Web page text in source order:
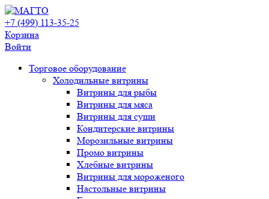
+7 (499) 113-35-25
Корзина
Войти
Свернуть/
развернуть
Торговое оборудованиe
Холодильные витрины
Витрины для рыбы
Витрины для мяса
Витрины для суши
Кондитерские витрины
Морозильные витрины
Промо витрины
Хлебные витрины
Витрины для мороженого
Настольные витрины